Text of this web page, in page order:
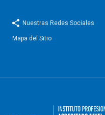
Nuestras Redes Sociales
Mapa del Sitio